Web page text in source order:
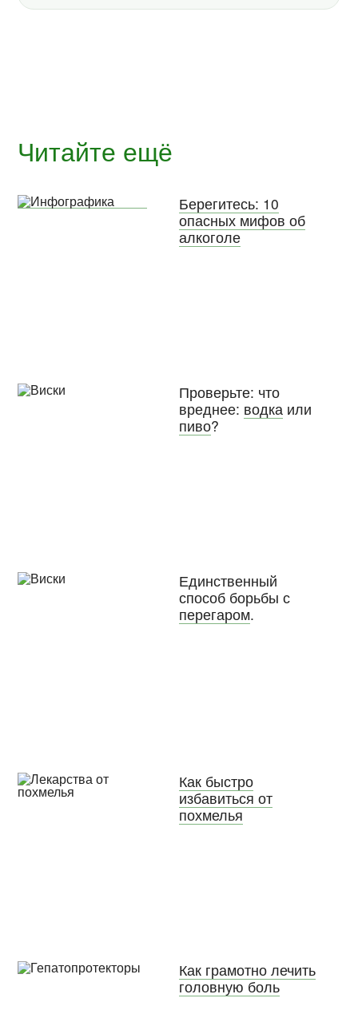
Читайте ещё
Берегитесь: 10
опасных мифов об
алкоголе
Проверьте: что
вреднее: водка или
пиво?
Единственный
способ борьбы с
перегаром.
Как быстро
избавиться от
похмелья
Как грамотно лечить
головную боль